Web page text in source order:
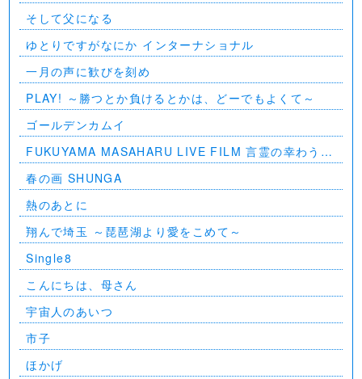
そして父になる
ゆとりですがなにか インターナショナル
一月の声に歓びを刻め
PLAY! ～勝つとか負けるとかは、どーでもよくて～
ゴールデンカムイ
FUKUYAMA MASAHARU LIVE FILM 言霊の幸わう夏
@NIPPON BUDOKAN 2023
春の画 SHUNGA
熱のあとに
翔んで埼玉 ～琵琶湖より愛をこめて～
Single8
こんにちは、母さん
宇宙人のあいつ
市子
ほかげ